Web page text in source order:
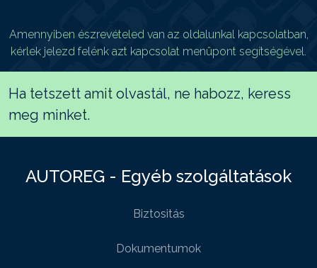
Amennyiben észrevételed van az oldalunkal kapcsolatban,
kérlek jelezd felénk azt kapcsolat menüpont segítségével.
Ha tetszett amit olvastál, ne habozz, keress
meg minket.
AUTOREG - Egyéb szolgáltatások
Biztositás
Dokumentumok